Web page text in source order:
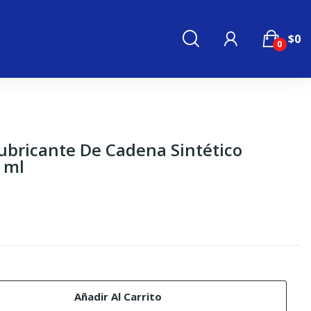
$0
0
De Cadena Sintético
Añadir Al Carrito